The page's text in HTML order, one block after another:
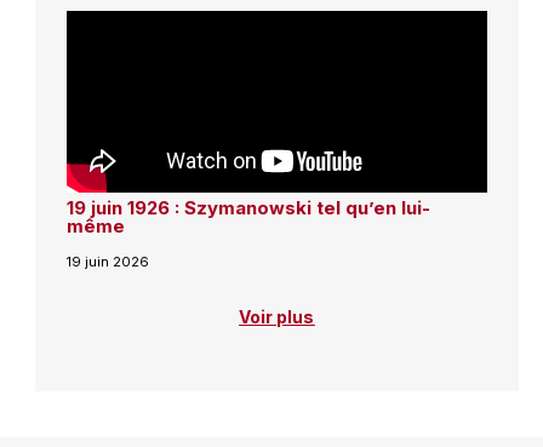
19 juin 1926 : Szymanowski tel qu’en lui-
même
19 juin 2026
Voir plus